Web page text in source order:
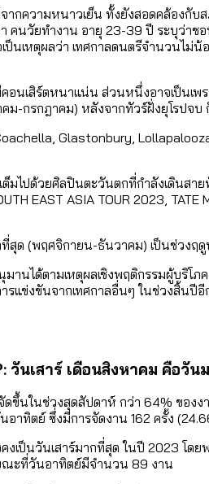
ากความหนาวเย็น ทั้งยังสอดคล้อง
คนวัยทำงาน อายุ 23-39 ปี ระบุว่า
เหตุผลว่า เทศกาลดนตรีจำนวนไม่น้
เสิร์ตหนาแน่น ส่วนหนึ่งอาจเป็นเพ
-กรกฎาคม) หลังจากทัวร์ฝั่งยุโรปจบ
Glastonbury,
ด้วยศิลปินตะวันตกที่กำลังเดินสายทัว
EAST ASIA TOUR 2023,
(พฤศจิกายน-ธันวาคม) เป็นช่วงฤดู
นได้ตามเหตุผลเชิงพฤติกรรมผู้บริโ
แข่งขันจากเทศกาลอื่นๆ ในช่วงสิ้นปี
นเสาร์ เดือนสิงหาคม คือวัน
ขึ้นในช่วงสุดสัปดาห์ กว่า 64% ขอ
าทิตย์ ซึ่งมีการจัดงาน 162 ครั้ง
เป็นวันเสาร์มากที่สุด ในปี 2023 โ
ณะที่วันอาทิตย์มีจำนวน 89 งาน